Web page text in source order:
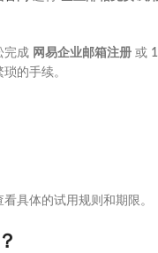
完成 网易企业邮箱注册 或
的手续。
看具体的试用规则和期限。